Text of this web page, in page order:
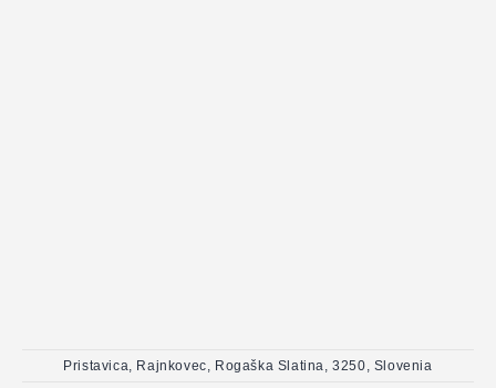
Pristavica, Rajnkovec, Rogaška Slatina, 3250, Slovenia